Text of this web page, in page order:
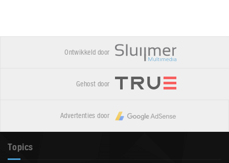
Ontwikkeld door
Gehost door
Advertenties door
Topics